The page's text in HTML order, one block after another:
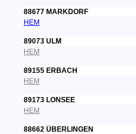
88677 MARKDORF
HEM
89073 ULM
HEM
89155 ERBACH
HEM
89173 LONSEE
HEM
88662 ÜBERLINGEN